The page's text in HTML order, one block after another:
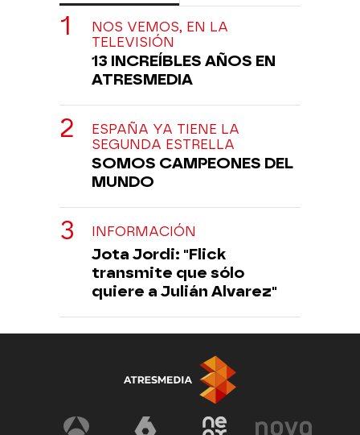
NOS VEMOS, EN LA
TELEVISIÓN
13 INCREÍBLES AÑOS EN
ATRESMEDIA
ESPAÑA YA TIENE LA
SEGUNDA ESTRELLA
SOMOS CAMPEONES DEL
MUNDO
INFORMACIÓN
Jota Jordi: "Flick
transmite que sólo
quiere a Julián Alvarez"